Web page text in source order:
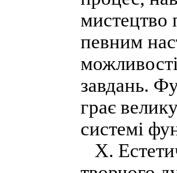
мистецтво
певним
завдань.
грає
системі
Х.